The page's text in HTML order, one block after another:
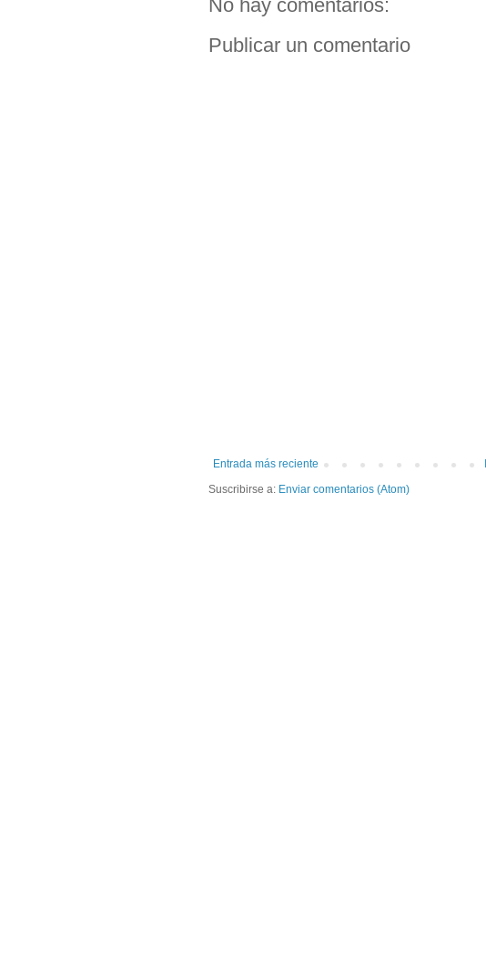
No hay comentarios:
Publicar un comentario
Entrada más reciente
Suscribirse a: Enviar comentarios (Atom)